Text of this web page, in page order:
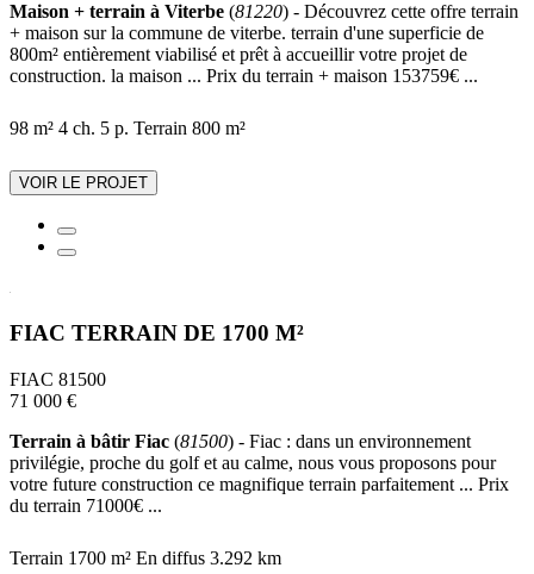
Maison + terrain à Viterbe (81220) - Découvrez cette offre terrain
+ maison sur la commune de viterbe. terrain d'une superficie de
800m² entièrement viabilisé et prêt à accueillir votre projet de
construction. la maison ... Prix du terrain + maison 153759€ ...
98 m² 4 ch. 5 p. Terrain 800 m²
VOIR LE PROJET
FIAC TERRAIN DE 1700 M²
FIAC 81500
71 000 €
Terrain à bâtir Fiac (81500) - Fiac : dans un environnement
privilégie, proche du golf et au calme, nous vous proposons pour
votre future construction ce magnifique terrain parfaitement ... Prix
du terrain 71000€ ...
Terrain 1700 m² En diffus 3.292 km